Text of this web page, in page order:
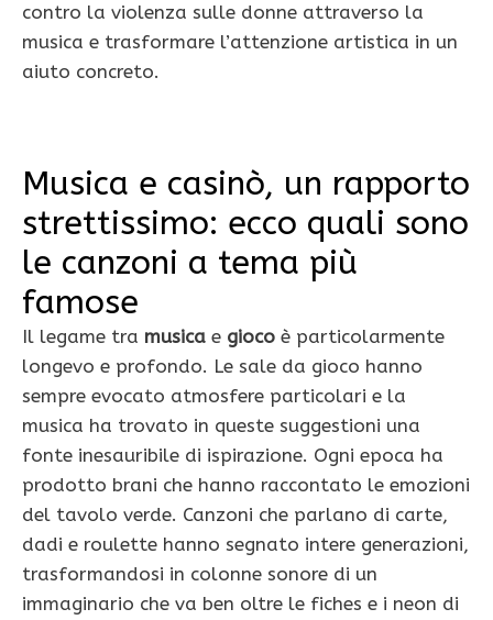
contro la violenza sulle donne attraverso la
musica e trasformare l’attenzione artistica in un
aiuto concreto.
Musica e casinò, un rapporto
strettissimo: ecco quali sono
le canzoni a tema più
famose
Il legame tra musica e gioco è particolarmente
longevo e profondo. Le sale da gioco hanno
sempre evocato atmosfere particolari e la
musica ha trovato in queste suggestioni una
fonte inesauribile di ispirazione. Ogni epoca ha
prodotto brani che hanno raccontato le emozioni
del tavolo verde. Canzoni che parlano di carte,
dadi e roulette hanno segnato intere generazioni,
trasformandosi in colonne sonore di un
immaginario che va ben oltre le fiches e i neon di